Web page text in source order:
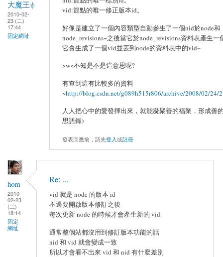
大魔王ψ
2010-02-
23 (二)
17:44
固定網址
vid:節點的唯一修正版本id。
好像是建立了一個內容類型自動參生了一個nid於node和
node_revisions~之後當它於node_revisions資料表產生一
它會生成了一個vid並丟到node的資料表中的vid~
>w<不知是不是這意思呢?
有查到這有比較多的資料
~http://blog.csdn.net/g089h515r806/archive/2008/02/24/
人人把心中的愛發揮出來，就能凝聚善的福業，形成善
思語錄)
發表回應前，請先登入或註冊
hom
2010-
02-23
(二)
18:14
固定
網址
Re: ...
vid 就是 node 的版本 id
不過要開啟版本修訂之後
每次更新 node 的時候才會產生新的 vid
通常整個站都沒用到修訂版本功能的話
nid 和 vid 就會變成一致
所以才會看不出來 vid 和 nid 有什麼差別